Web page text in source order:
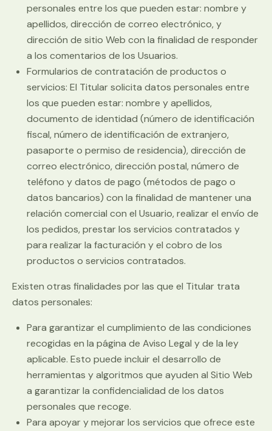
personales entre los que pueden estar: nombre y
apellidos, dirección de correo electrónico, y
dirección de sitio Web con la finalidad de responder
a los comentarios de los Usuarios.
Formularios de contratación de productos o
servicios: El Titular solicita datos personales entre
los que pueden estar: nombre y apellidos,
documento de identidad (número de identificación
fiscal, número de identificación de extranjero,
pasaporte o permiso de residencia), dirección de
correo electrónico, dirección postal, número de
teléfono y datos de pago (métodos de pago o
datos bancarios) con la finalidad de mantener una
relación comercial con el Usuario, realizar el envío de
los pedidos, prestar los servicios contratados y
para realizar la facturación y el cobro de los
productos o servicios contratados.
Existen otras finalidades por las que el Titular trata
datos personales:
Para garantizar el cumplimiento de las condiciones
recogidas en la página de Aviso Legal y de la ley
aplicable. Esto puede incluir el desarrollo de
herramientas y algoritmos que ayuden al Sitio Web
a garantizar la confidencialidad de los datos
personales que recoge.
Para apoyar y mejorar los servicios que ofrece este